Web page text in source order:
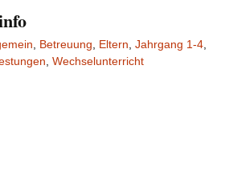
Betreuung Eltern Jahrgang 1-4
Wechselunterricht